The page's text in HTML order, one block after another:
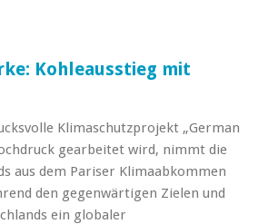
Kohleausstieg mit
Klimaschutzprojekt „German
gearbeitet wird, nimmt die
aus dem Pariser Klimaabkommen
den gegenwärtigen Zielen und
ein globaler